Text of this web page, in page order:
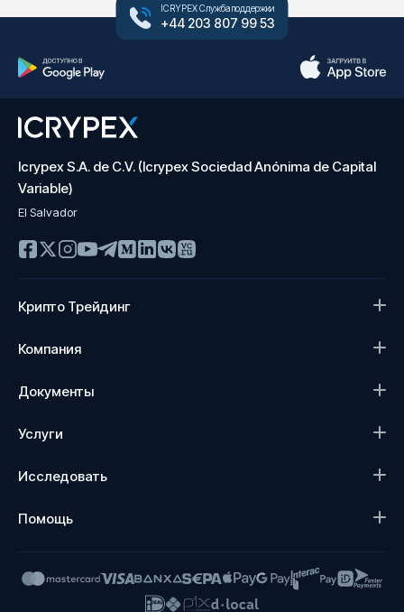
ICRYPEX Служба поддержки
+44 203 807 99 53
Icrypex S.A. de C.V. (Icrypex Sociedad Anónima de Capital
Variable)
El Salvador
Крипто Трейдинг
Компания
Документы
Услуги
Исследовать
Помощь